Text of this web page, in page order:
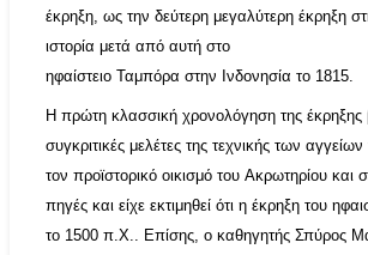
έκρηξη, ως την δεύτερη μεγαλύτερη έκρηξη
ιστορία μετά από αυτή στο
ηφαίστειο Ταμπόρα στην Ινδονησία το 1815
Η πρώτη κλασσική χρονολόγηση της έκρηξης
συγκριτικές μελέτες της τεχνικής των
τον προϊστορικό οικισμό του Ακρωτηρίου και
πηγές και είχε εκτιμηθεί ότι η έκρηξη του
το 1500 π.Χ.. Επίσης, ο καθηγητής Σπύρος